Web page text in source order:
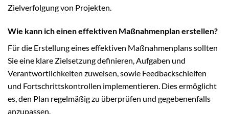
Zielverfolgung von Projekten.
Wie kann ich einen effektiven Maßnahmenplan erstellen?
Für die Erstellung eines effektiven Maßnahmenplans sollten
Sie eine klare Zielsetzung definieren, Aufgaben und
Verantwortlichkeiten zuweisen, sowie Feedbackschleifen
und Fortschrittskontrollen implementieren. Dies ermöglicht
es, den Plan regelmäßig zu überprüfen und gegebenenfalls
anzupassen.